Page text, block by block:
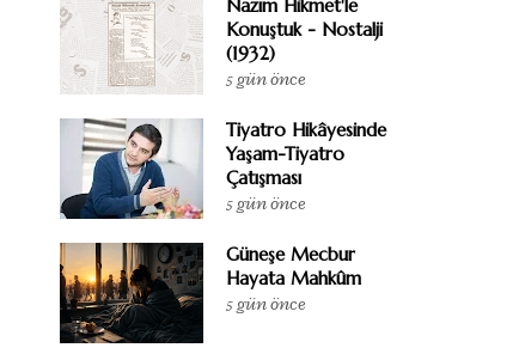
Nazım Hikmet'le
Konuştuk - Nostalji
(1932)
5 gün önce
Tiyatro Hikâyesinde
Yaşam-Tiyatro
Çatışması
5 gün önce
Güneşe Mecbur
Hayata Mahkûm
5 gün önce